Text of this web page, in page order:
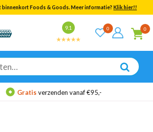
Foods & Goods. Meer informatie? Klik hier!!
9.1 0 0
Categorieën
Bekijk alle resultaten
Gratisverzenden vanaf €95,-